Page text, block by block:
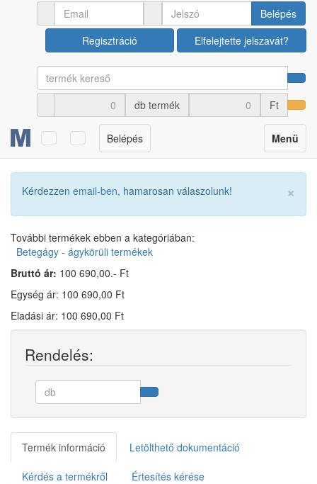
Belépés
Regisztráció
Elfelejtette jelszavát?
db termék Ft
Toggle
navigation
Menü
Belépés
Ápolási termékek Betegágy - ágykörüli termékek
Paraván 2 részes – FIX
Cikkszám: U00027968
Gyártói kód: GIMA45578
×
Kérdezzen email-ben, hamarosan válaszolunk!
További termékek ebben a kategóriában:
Betegágy - ágykörüli termékek
Bruttó ár: 100 690,00.- Ft
Egység ár: 100 690,00 Ft
Eladási ár: 100 690,00 Ft
Rendelés:
Termék információ Letölthető dokumentáció
Kérdés a termékről Értesítés kérése